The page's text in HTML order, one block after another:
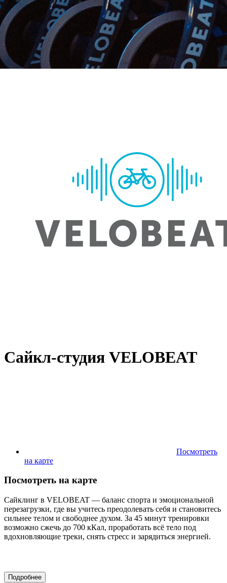
Сайкл-студия VELOBEAT
Посмотреть
на карте
Посмотреть на карте
Сайклинг в VELOBEAT — баланс спорта и эмоциональной
перезагрузки, где вы учитесь преодолевать себя и становитесь
сильнее телом и свободнее духом. За 45 минут тренировки
возможно сжечь до 700 кКал, проработать всё тело под
вдохновляющие треки, снять стресс и зарядиться энергией.
Подробнее